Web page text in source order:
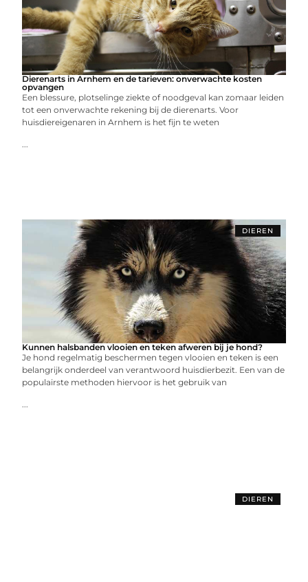
Dierenarts in Arnhem en de tarieven: onverwachte kosten
opvangen
Een blessure, plotselinge ziekte of noodgeval kan zomaar leiden
tot een onverwachte rekening bij de dierenarts. Voor
huisdiereigenaren in Arnhem is het fijn te weten
...
DIEREN
Kunnen halsbanden vlooien en teken afweren bij je hond?
Je hond regelmatig beschermen tegen vlooien en teken is een
belangrijk onderdeel van verantwoord huisdierbezit. Een van de
populairste methoden hiervoor is het gebruik van
...
DIEREN